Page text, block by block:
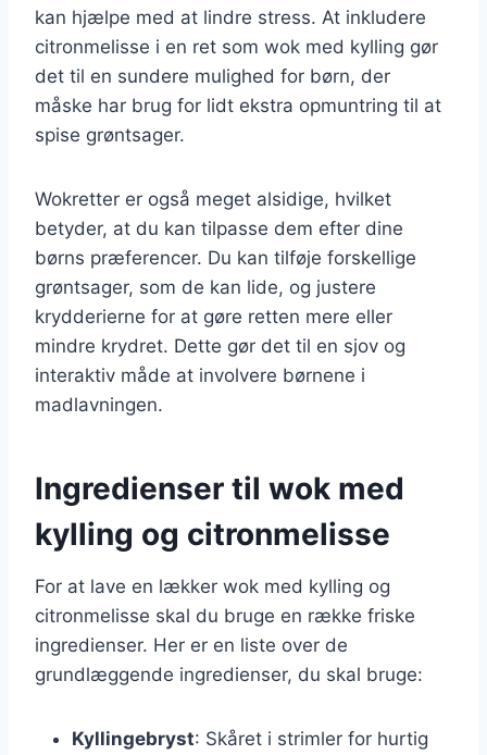
kan hjælpe med at lindre stress. At inkludere
citronmelisse i en ret som wok med kylling gør
det til en sundere mulighed for børn, der
måske har brug for lidt ekstra opmuntring til at
spise grøntsager.
Wokretter er også meget alsidige, hvilket
betyder, at du kan tilpasse dem efter dine
børns præferencer. Du kan tilføje forskellige
grøntsager, som de kan lide, og justere
krydderierne for at gøre retten mere eller
mindre krydret. Dette gør det til en sjov og
interaktiv måde at involvere børnene i
madlavningen.
Ingredienser til wok med
kylling og citronmelisse
For at lave en lækker wok med kylling og
citronmelisse skal du bruge en række friske
ingredienser. Her er en liste over de
grundlæggende ingredienser, du skal bruge:
Kyllingebryst: Skåret i strimler for hurtig